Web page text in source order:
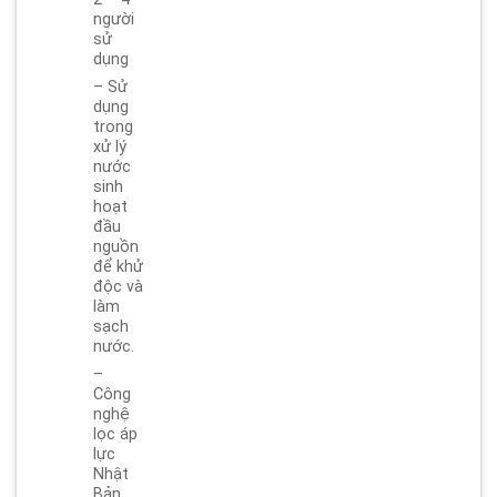
người
sử
dụng
– Sử
dụng
trong
xử lý
nước
sinh
hoạt
đầu
nguồn
để khử
độc và
làm
sạch
nước.
–
Công
nghệ
lọc áp
lực
Nhật